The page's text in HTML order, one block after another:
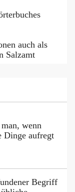
auch als
Salzamt
wenn
Dinge aufregt
Begriff